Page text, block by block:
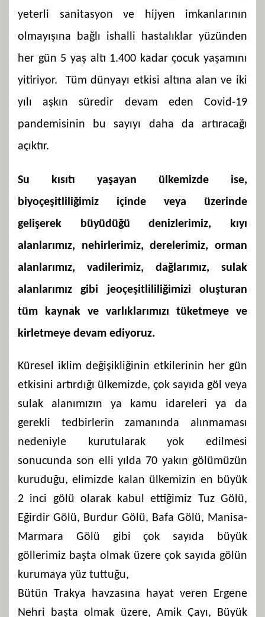
yeterli sanitasyon ve hijyen imkanlarının
olmayışına bağlı ishalli hastalıklar yüzünden
her gün 5 yaş altı 1.400 kadar çocuk yaşamını
yitiriyor. Tüm dünyayı etkisi altına alan ve iki
yılı aşkın süredir devam eden Covid-19
pandemisinin bu sayıyı daha da artıracağı
açıktır.
Su kısıtı yaşayan ülkemizde ise,
biyoçeşitliliğimiz içinde veya üzerinde
gelişerek büyüdüğü denizlerimiz, kıyı
alanlarımız, nehirlerimiz, derelerimiz, orman
alanlarımız, vadilerimiz, dağlarımız, sulak
alanlarımız gibi jeoçeşitlililiğimizi oluşturan
tüm kaynak ve varlıklarımızı tüketmeye ve
kirletmeye devam ediyoruz.
Küresel iklim değişikliğinin etkilerinin her gün
etkisini artırdığı ülkemizde, çok sayıda göl veya
sulak alanımızın ya kamu idareleri ya da
gerekli tedbirlerin zamanında alınmaması
nedeniyle kurutularak yok edilmesi
sonucunda son elli yılda 70 yakın gölümüzün
kuruduğu, elimizde kalan ülkemizin en büyük
2 inci gölü olarak kabul ettiğimiz Tuz Gölü,
Eğirdir Gölü, Burdur Gölü, Bafa Gölü, Manisa-
Marmara Gölü gibi çok sayıda büyük
göllerimiz başta olmak üzere çok sayıda gölün
kurumaya yüz tuttuğu,
Bütün Trakya havzasına hayat veren Ergene
Nehri başta olmak üzere, Amik Çayı, Büyük